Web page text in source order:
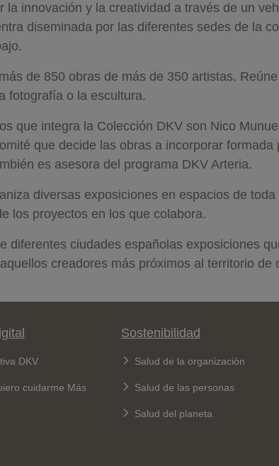
la innovación y la creatividad a través de un
diseminada por las diferentes sedes de la
de 850 obras de más de 350 artistas.
fotografía o la escultura.
que integra la Colección DKV son Nico
que decide las obras a incorporar
es asesora del programa DKV Arteria.
diversas exposiciones en espacios de
los proyectos en los que colabora.
diferentes ciudades españolas exposiciones
creadores más próximos al territorio
DKV
cuidarme Más
Sostenibilidad
Salud de la organización
Salud de las personas
Salud del planeta